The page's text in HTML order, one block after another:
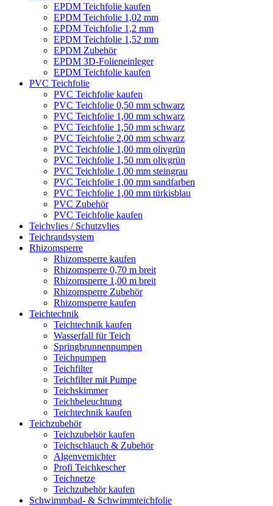
EPDM Teichfolie kaufen
EPDM Teichfolie 1,02 mm
EPDM Teichfolie 1,2 mm
EPDM Teichfolie 1,52 mm
EPDM Zubehör
EPDM 3D-Folieneinleger
EPDM Teichfolie kaufen
PVC Teichfolie
PVC Teichfolie kaufen
PVC Teichfolie 0,50 mm schwarz
PVC Teichfolie 1,00 mm schwarz
PVC Teichfolie 1,50 mm schwarz
PVC Teichfolie 2,00 mm schwarz
PVC Teichfolie 1,00 mm olivgrün
PVC Teichfolie 1,50 mm olivgrün
PVC Teichfolie 1,00 mm steingrau
PVC Teichfolie 1,00 mm sandfarben
PVC Teichfolie 1,00 mm türkisblau
PVC Zubehör
PVC Teichfolie kaufen
Teichvlies / Schutzvlies
Teichrandsystem
Rhizomsperre
Rhizomsperre kaufen
Rhizomsperre 0,70 m breit
Rhizomsperre 1,00 m breit
Rhizomsperre Zubehör
Rhizomsperre kaufen
Teichtechnik
Teichtechnik kaufen
Wasserfall für Teich
Springbrunnenpumpen
Teichpumpen
Teichfilter
Teichfilter mit Pumpe
Teichskimmer
Teichbeleuchtung
Teichtechnik kaufen
Teichzubehör
Teichzubehör kaufen
Teichschlauch & Zubehör
Algenvernichter
Profi Teichkescher
Teichnetze
Teichzubehör kaufen
Schwimmbad- & Schwimmteichfolie